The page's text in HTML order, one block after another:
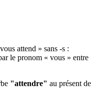
attend » sans -s :
le pronom « vous » entre
"attendre" au présent de